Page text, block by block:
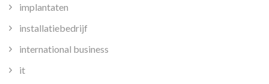
implantaten
installatiebedrijf
international business
it